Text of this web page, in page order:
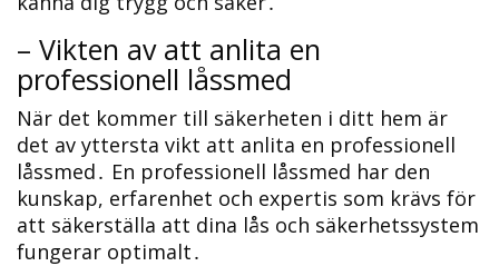
– Vikten av att anlita en
professionell låssmed
När det kommer till säkerheten i ditt hem är
det av yttersta vikt att anlita en professionell
låssmed․ En professionell låssmed har den
kunskap, erfarenhet och expertis som krävs för
att säkerställa att dina lås och säkerhetssystem
fungerar optimalt․